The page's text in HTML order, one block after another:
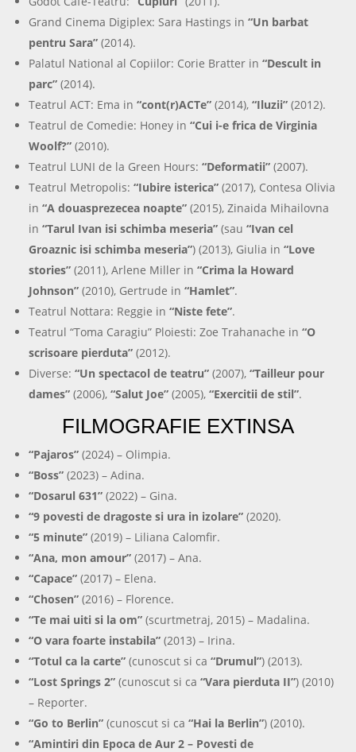
Grand Cinema Digiplex: Sara Hastings in“Un barbat
pentru Sara” (2014).
Palatul National al Copiilor: Corie Bratter in“Descult in
parc” (2014).
Teatrul ACT: Ema in“cont(r)ACTe” (2014),“Iluzii” (2012).
Teatrul de Comedie: Honey in“Cui i-e frica de Virginia
Woolf?” (2010).
Teatrul LUNI de la Green Hours:“Deformatii” (2007).
Teatrul Metropolis:“Iubire isterica” (2017), Contesa Olivia
in“A douasprezecea noapte” (2015), Zinaida Mihailovna
in“Tarul Ivan isi schimba meseria” (sau“Ivan cel
Groaznic isi schimba meseria”) (2013), Giulia in“Love
stories” (2011), Arlene Miller in“Crima la Howard
Johnson” (2010), Gertrude in“Hamlet”.
Teatrul Nottara: Reggie in“Niste fete”.
Teatrul “Toma Caragiu” Ploiesti: Zoe Trahanache in“O
scrisoare pierduta” (2012).
Diverse:“Un spectacol de teatru” (2007),“Tailleur pour
dames” (2006),“Salut Joe” (2005),“Exercitii de stil”.
FILMOGRAFIE EXTINSA
“Pajaros” (2024) – Olimpia.
“Boss” (2023) – Adina.
“Dosarul 631” (2022) – Gina.
“9 povesti de dragoste si ura in izolare” (2020).
“5 minute” (2019) – Liliana Calomfir.
“Ana, mon amour” (2017) – Ana.
“Capace” (2017) – Elena.
“Chosen” (2016) – Florence.
“Te mai uiti si la om” (scurtmetraj, 2015) – Madalina.
“O vara foarte instabila” (2013) – Irina.
“Totul ca la carte” (cunoscut si ca“Drumul”) (2013).
“Lost Springs 2” (cunoscut si ca“Vara pierduta II”) (2010)
– Reporter.
“Go to Berlin” (cunoscut si ca“Hai la Berlin”) (2010).
“Amintiri din Epoca de Aur 2 – Povesti de